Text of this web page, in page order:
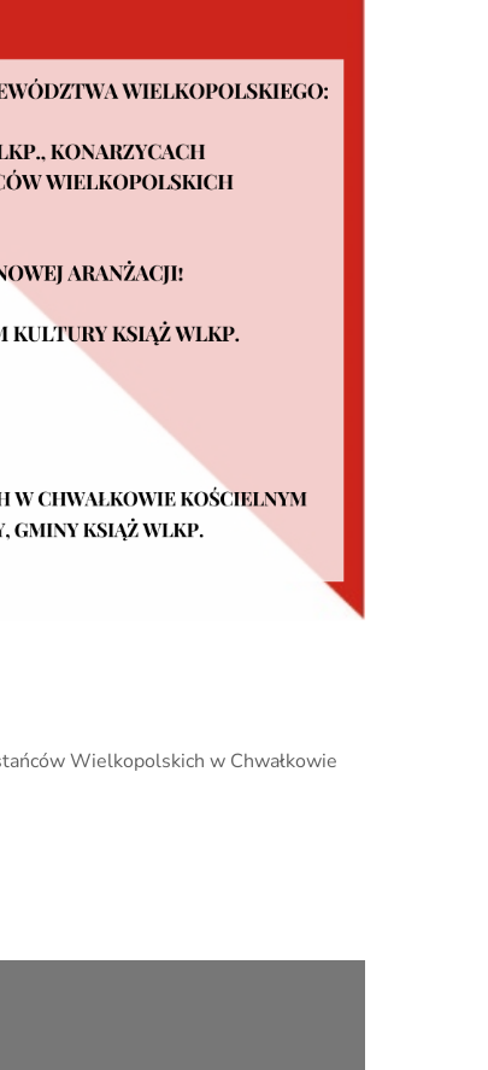
Wielkopolskich w Chwałkowie